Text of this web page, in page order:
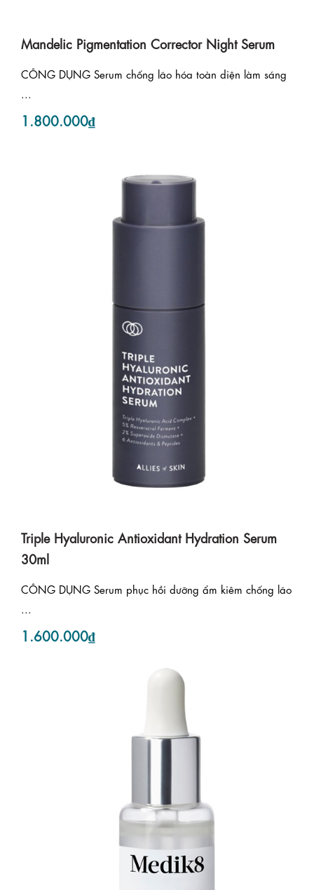
Mandelic Pigmentation Corrector Night Serum
CÔNG DỤNG Serum chống lão hóa toàn diện làm sáng
...
1.800.000₫
Triple Hyaluronic Antioxidant Hydration Serum
30ml
CÔNG DỤNG Serum phục hồi dưỡng ẩm kiêm chống lão
1.600.000₫